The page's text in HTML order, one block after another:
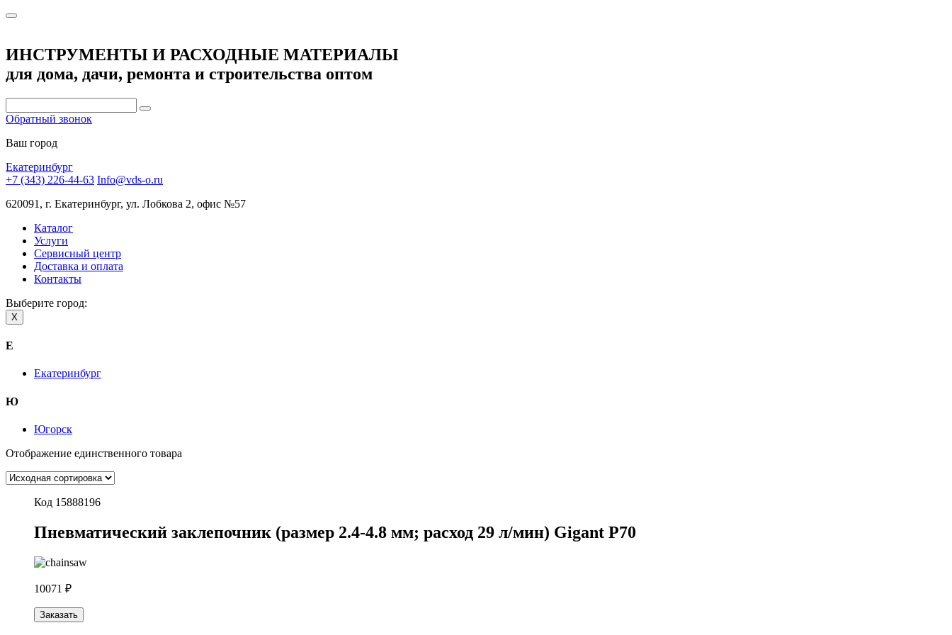
ИНСТРУМЕНТЫ И РАСХОДНЫЕ МАТЕРИАЛЫ
для дома, дачи, ремонта и строительства оптом
Обратный звонок
Ваш город
Екатеринбург
+7 (343) 226-44-63 Info@vds-o.ru
620091, г. Екатеринбург, ул. Лобкова 2, офис №57
Каталог
Услуги
Сервисный центр
Доставка и оплата
Контакты
Выберите город:
X
Е
Екатеринбург
Ю
Югорск
Отображение единственного товара
Код 15888196
Пневматический заклепочник (размер 2.4-4.8 мм; расход 29 л/мин) Gigant P70
10071 ₽
Заказать